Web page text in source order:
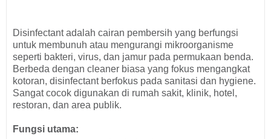
Disinfectant adalah cairan pembersih yang berfungsi
untuk membunuh atau mengurangi mikroorganisme
seperti bakteri, virus, dan jamur pada permukaan benda.
Berbeda dengan cleaner biasa yang fokus mengangkat
kotoran, disinfectant berfokus pada sanitasi dan hygiene.
Sangat cocok digunakan di rumah sakit, klinik, hotel,
restoran, dan area publik.
Fungsi utama: